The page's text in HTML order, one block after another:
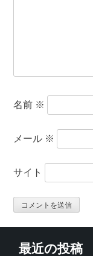
名前 ※
メール ※
サイト
最近の投稿